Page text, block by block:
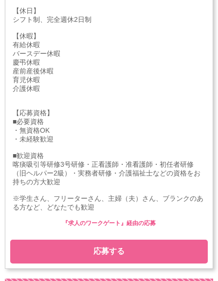
【休日】
シフト制、完全週休2日制
【休暇】
有給休暇
バースデー休暇
慶弔休暇
産前産後休暇
育児休暇
介護休暇
【応募資格】
■必要資格
・無資格OK
・未経験歓迎
■歓迎資格
喀痰吸引等研修3号研修・正看護師・准看護師・初任者研修
（旧ヘルパー2級）・実務者研修・介護福祉士などの資格をお
持ちの方大歓迎
※学生さん、フリーターさん、主婦（夫）さん、ブランクのあ
る方など、どなたでも歓迎
応募する
『求人のワークゲート』経由の応募